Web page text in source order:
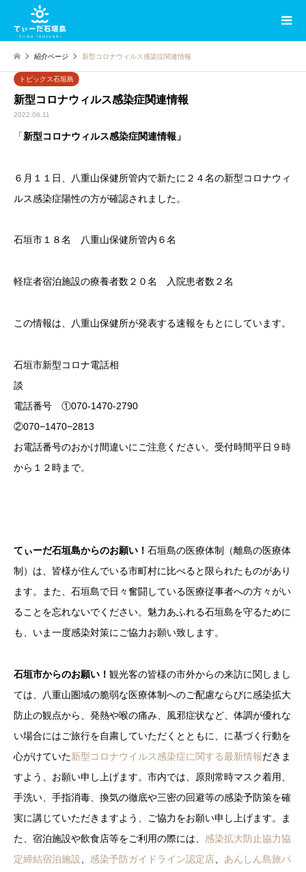
紹介ページ 新型コロナウィルス感染症関連情報
トピックス石垣島
新型コロナウィルス感染症関連情報
2022.06.11
「新型コロナウィルス感染症関連情報」
６月１１日、八重山保健所管内で新たに２４名の新型コロナウィ
ルス感染症陽性の方が確認されました。
石垣市１８名 八重山保健所管内６名
軽症者宿泊施設の療養者数２０名 入院患者数２名
この情報は、八重山保健所が発表する速報をもとにしています。
石垣市新型コロナ電話相
電話番号 ①070-1470-2790
②070−1470−2813
お電話番号のおかけ間違いにご注意ください。受付時間平日９時
から１２時まで。
てぃーだ石垣島からのお願い！ 石垣島の医療体制（離島の医療体
制）は、皆様が住んでいる市町村に比べると限られたものがあり
ます。また、石垣島で日々奮闘している医療従事者への方々がい
ることを忘れないでください。魅力あふれる石垣島を守るために
も、いま一度感染対策にご協力お願い致します。
石垣市からのお願い！ 観光客の皆様の市外からの来訪に関しまし
ては、八重山圏域の脆弱な医療体制へのご配慮ならびに感染拡大
防止の観点から、発熱や喉の痛み、風邪症状など、体調が優れな
い場合にはご旅行を自粛していただくとともに、に基づく行動を
心がけていた新型コロナウイルス感染症に関する最新情報だきま
すよう、お願い申し上げます。市内では、原則常時マスク着用、
手洗い、手指消毒、換気の徹底や三密の回避等の感染予防策を確
実に講じていただきますよう、ご協力をお願い申し上げます。ま
た、宿泊施設や飲食店等をご利用の際には、 感染拡大防止協力協
定締結宿泊施設、 感染予防ガイドライン認定店、 あんしん島旅パ